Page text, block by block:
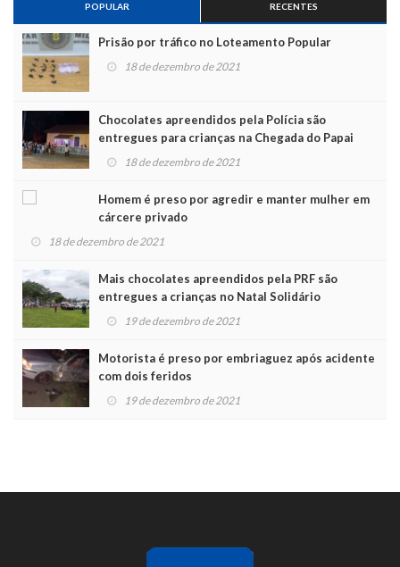
POPULAR RECENTES
Prisão por tráfico no Loteamento Popular
18 de dezembro de 2021
Chocolates apreendidos pela Polícia são
entregues para crianças na Chegada do Papai
Noel
18 de dezembro de 2021
Homem é preso por agredir e manter mulher em
cárcere privado
18 de dezembro de 2021
Mais chocolates apreendidos pela PRF são
entregues a crianças no Natal Solidário
19 de dezembro de 2021
Motorista é preso por embriaguez após acidente
com dois feridos
19 de dezembro de 2021